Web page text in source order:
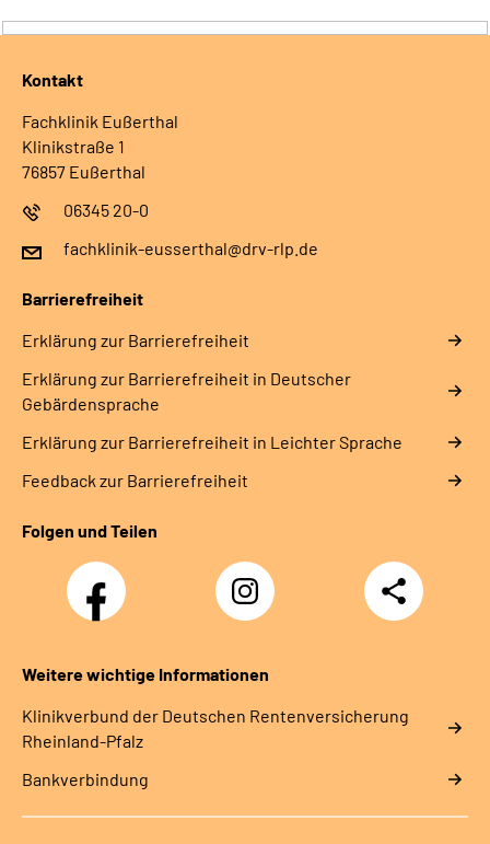
Kontakt
Fachklinik Eußerthal
Klinikstraße 1
76857 Eußerthal
06345 20-0
fachklinik-eusserthal@drv-rlp.de
Barrierefreiheit
Erklärung zur Barrierefreiheit
Erklärung zur Barrierefreiheit in Deutscher
Gebärdensprache
Erklärung zur Barrierefreiheit in Leichter Sprache
Feedback zur Barrierefreiheit
Folgen und Teilen
Facebook
Instagram
DRV
Nachwuchskräfte
Teilen
Weitere wichtige Informationen
Klinikverbund der Deutschen Rentenversicherung
Rheinland-Pfalz
Bankverbindung